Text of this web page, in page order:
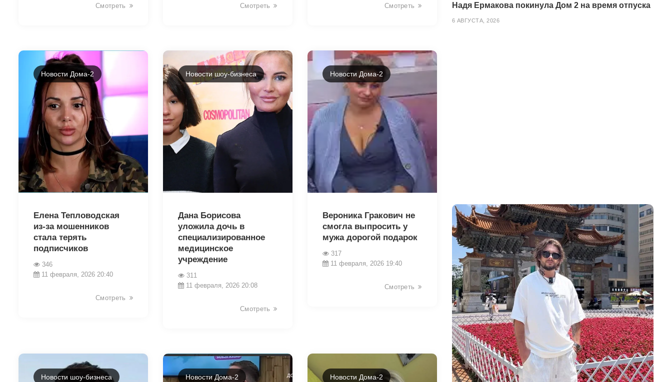
Смотреть Смотреть Смотреть
Новости Дома-2
Елена Тепловодская
из-за мошенников
стала терять
подписчиков
346
11 февраля, 2026 20:40
Смотреть
Новости шоу-бизнеса
Дана Борисова
уложила дочь в
специализированное
медицинское
учреждение
311
11 февраля, 2026 20:08
Смотреть
Новости Дома-2
Вероника Гракович не
смогла выпросить у
мужа дорогой подарок
317
11 февраля, 2026 19:40
Смотреть
Новости шоу-бизнеса Новости Дома-2 Новости Дома-2
Надя Ермакова покинула Дом 2 на время отпуска
6 АВГУСТА, 2026